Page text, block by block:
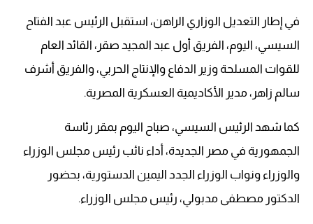
في إطار التعديل الوزاري الراهن، استقبل الرئيس عبد الفتاح
السيسي، اليوم، الفريق أول عبد المجيد صقر، القائد العام
للقوات المسلحة وزير الدفاع والإنتاج الحربي، والفريق أشرف
سالم زاهر، مدير الأكاديمية العسكرية المصرية.
كما شهد الرئيس السيسي، صباح اليوم بمقر رئاسة
الجمهورية في مصر الجديدة، أداء نائب رئيس مجلس الوزراء
والوزراء ونواب الوزراء الجدد اليمين الدستورية، بحضور
الدكتور مصطفى مدبولي، رئيس مجلس الوزراء.